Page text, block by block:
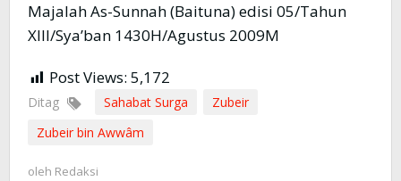
Majalah As-Sunnah (Baituna) edisi 05/Tahun
XIII/Sya’ban 1430H/Agustus 2009M
Post Views: 5,172
Ditag Sahabat Surga
Zubeir
Zubeir bin Awwâm
oleh Redaksi